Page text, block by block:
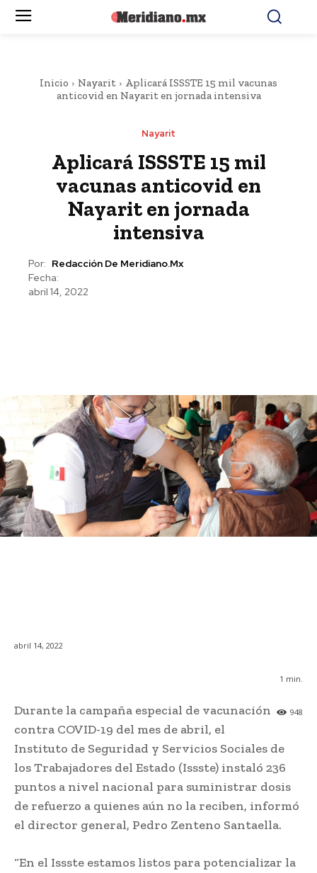
Inicio Nayarit
Aplicará ISSSTE 15 mil vacunas
anticovid en Nayarit en jornada intensiva
Nayarit
Aplicará ISSSTE 15 mil
vacunas anticovid en
Nayarit en jornada
intensiva
Por: Redacción De Meridiano.mx
Fecha:
abril 14, 2022
abril 14, 2022
1 min.
948
Durante la campaña especial de vacunación
contra COVID-19 del mes de abril, el
Instituto de Seguridad y Servicios Sociales de
los Trabajadores del Estado (Issste) instaló 236
puntos a nivel nacional para suministrar dosis
de refuerzo a quienes aún no la reciben, informó
el director general, Pedro Zenteno Santaella.
“En el Issste estamos listos para potencializar la